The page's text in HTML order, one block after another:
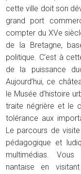
cette ville doit son
grand port
compter du XVe
de la Bretagne,
politique. C’est à
de la puissance
Aujourd’hui, ce
le Musée d’histoire
traite négrière et le
tolérance aux
Le parcours de
pédagogique et
multimédias. Vous
nantaise en